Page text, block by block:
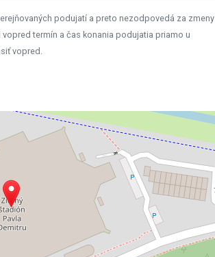
podujatí a preto nezodpovedá za zmeny
termín a čas konania podujatia priamo u
vopred.